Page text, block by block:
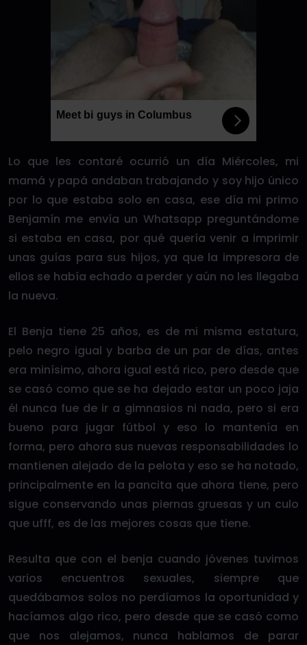
Meet bi guys in Columbus
Lo que les contaré ocurrió un día Miércoles, mi
mamá y papá andaban trabajando y soy hijo único
por lo que estaba solo en casa, ese día mi primo
Benjamín me envía un Whatsapp preguntándome
si estaba en casa, por qué quería venir a imprimir
unas guías para sus hijos, ya que la impresora de
ellos se había echado a perder y aún no les llegaba
la nueva.
El Benja tiene 25 años, es de mi misma estatura,
pelo negro igual y barba de un par de días, antes
era minísimo, ahora igual está rico, pero desde que
se casó como que se ha dejado estar un poco jaja
él nunca fue de ir a gimnasios ni nada, pero si era
bueno para jugar fútbol y eso lo mantenía en
forma, pero ahora sus nuevas responsabilidades lo
mantienen alejado de la pelota y eso se ha notado,
principalmente en la pancita que ahora tiene, pero
sigue conservando unas piernas gruesas y un culo
que ufff, es de las mejores cosas que tiene.
Resulta que con el benja cuando jóvenes tuvimos
varios encuentros sexuales, siempre que
quedábamos solos no perdíamos la oportunidad y
hacíamos algo rico, pero desde que se casó como
que nos alejamos, nunca hablamos de parar